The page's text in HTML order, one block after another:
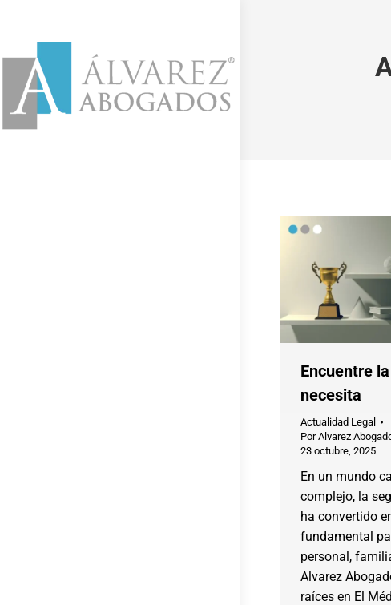
Encuentre
necesita
Actualidad Legal
PorAlvarez
23 octubre, 2025
En un mundo
complejo, la
ha convertido
fundamental
personal,
Alvarez
raíces en El